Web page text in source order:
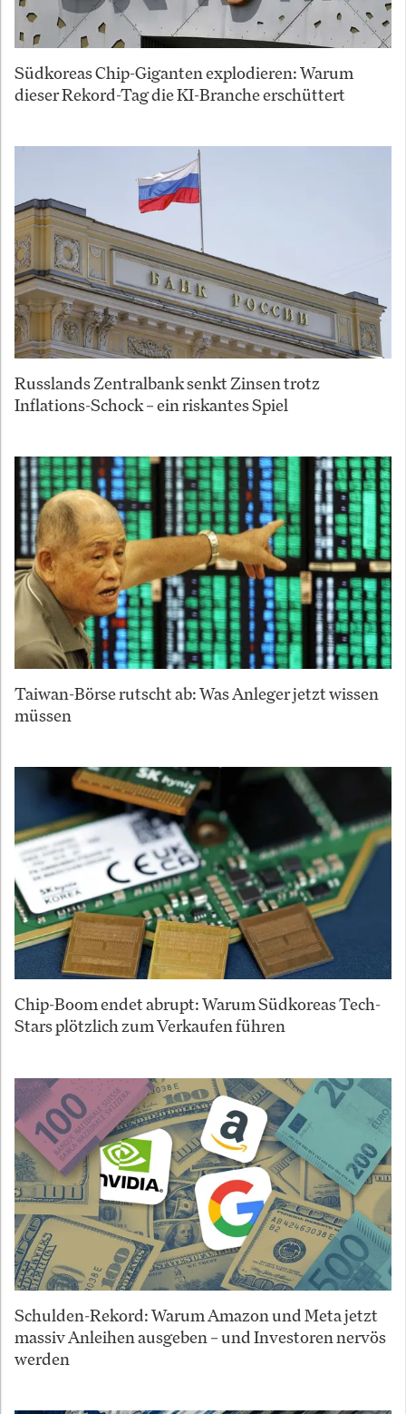
Südkoreas Chip-Giganten explodieren: Warum
dieser Rekord-Tag die KI-Branche erschüttert
Russlands Zentralbank senkt Zinsen trotz
Inflations-Schock – ein riskantes Spiel
Taiwan-Börse rutscht ab: Was Anleger jetzt wissen
müssen
Chip-Boom endet abrupt: Warum Südkoreas Tech-
Stars plötzlich zum Verkaufen führen
Schulden-Rekord: Warum Amazon und Meta jetzt
massiv Anleihen ausgeben – und Investoren nervös
werden